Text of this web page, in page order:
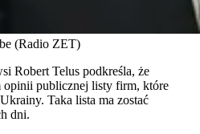
(Radio ZET)
Robert Telus podkreśla, że
opinii publicznej listy firm, które
Taka lista ma zostać
dni.